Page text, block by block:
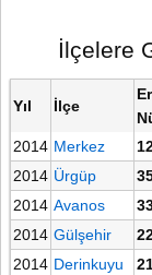
İlçelere
Yıl İlçe
2014 Merkez
2014 Ürgüp
2014 Avanos
2014 Gülşehir
2014 Derinkuyu